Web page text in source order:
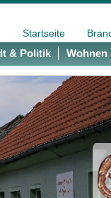
Startseite
& Politik Wohnen